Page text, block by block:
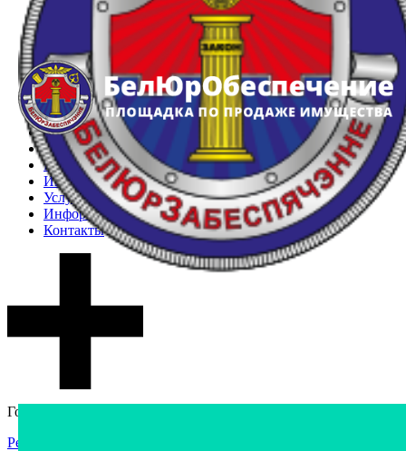
Главная
Арестованное имущество
Реестр несостоявшихся торгов
Реестр переоценок
Частное имущество
Государственное имущество
Интернет-магазин
Интернет-витрина
Услуги
Информация
Контакты
Гостевой доступ
Регистрация